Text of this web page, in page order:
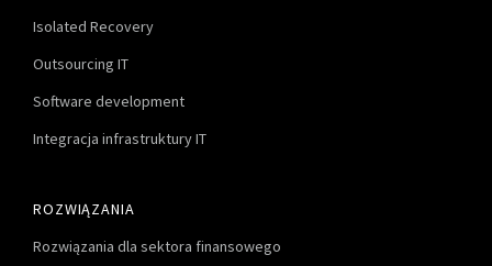
Isolated Recovery
Outsourcing IT
Software development
Integracja infrastruktury IT
ROZWIĄZANIA
Rozwiązania dla sektora finansowego